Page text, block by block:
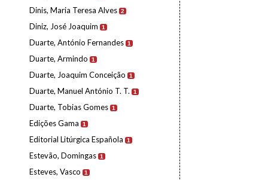
Dinis, Maria Teresa Alves 2
Diniz, José Joaquim 1
Duarte, António Fernandes 1
Duarte, Armindo 1
Duarte, Joaquim Conceição 1
Duarte, Manuel António T. T. 1
Duarte, Tobias Gomes 1
Edições Gama 1
Editorial Litúrgica Española 1
Estevão, Domingas 1
Esteves, Vasco 1